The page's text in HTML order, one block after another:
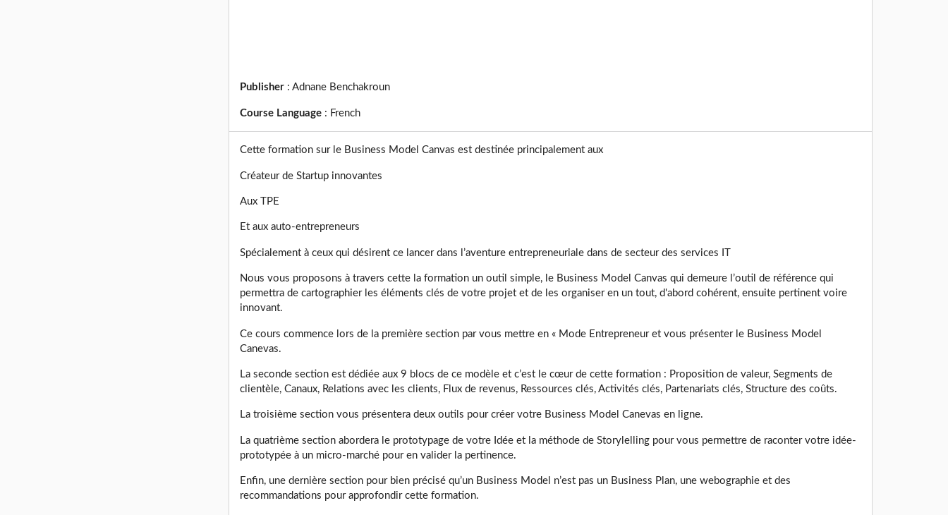
Publisher :Adnane Benchakroun
Course Language : French
Cette formation sur le Business Model Canvas est destinée principalement aux
Créateur de Startup innovantes
Aux TPE
Et aux auto-entrepreneurs
Spécialement à ceux qui désirent ce lancer dans l’aventure entrepreneuriale dans de secteur des services IT
Nous vous proposons à travers cette la formation un outil simple, le Business Model Canvas qui demeure l’outil de référence qui
permettra de cartographier les éléments clés de votre projet et de les organiser en un tout, d'abord cohérent, ensuite pertinent voire
innovant.
Ce cours commence lors de la première section par vous mettre en « Mode Entrepreneur et vous présenter le Business Model
Canevas.
La seconde section est dédiée aux 9 blocs de ce modèle et c’est le cœur de cette formation : Proposition de valeur, Segments de
clientèle, Canaux, Relations avec les clients, Flux de revenus, Ressources clés, Activités clés, Partenariats clés, Structure des coûts.
La troisième section vous présentera deux outils pour créer votre Business Model Canevas en ligne.
La quatrième section abordera le prototypage de votre Idée et la méthode de Storylelling pour vous permettre de raconter votre idée-
prototypée à un micro-marché pour en valider la pertinence.
Enfin, une dernière section pour bien précisé qu’un Business Model n’est pas un Business Plan, une webographie et des
recommandations pour approfondir cette formation.